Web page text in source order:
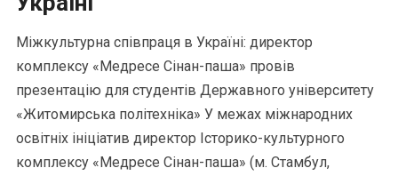
Міжкультурна співпраця в Україні: директор
комплексу «Медресе Сінан-паша» провів
презентацію для студентів Державного університету
«Житомирська політехніка» У межах міжнародних
освітніх ініціатив директор Історико-культурного
комплексу «Медресе Сінан-паша» (м. Стамбул,